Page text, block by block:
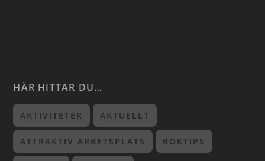
HÄR HITTAR DU…
AKTIVITETER AKTUELLT
ATTRAKTIV ARBETSPLATS BOKTIPS